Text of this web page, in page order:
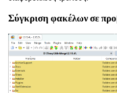
Σύγκριση φακέλων σε